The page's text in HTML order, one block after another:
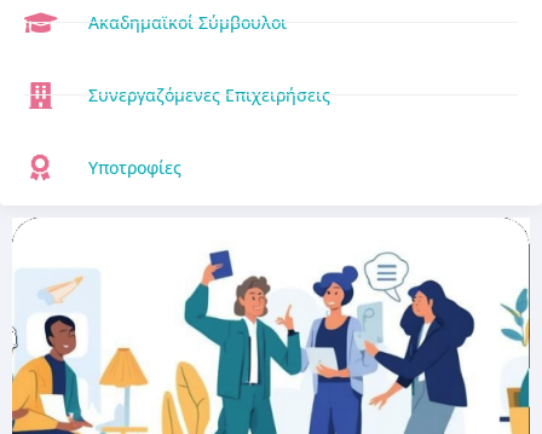
Ακαδημαϊκοί Σύμβουλοι
Συνεργαζόμενες Επιχειρήσεις
Υποτροφίες